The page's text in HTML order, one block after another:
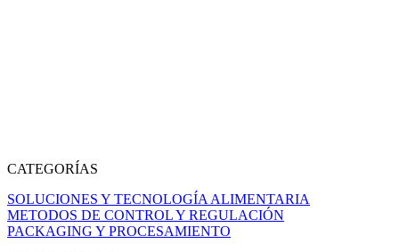
CATEGORÍAS
SOLUCIONES Y TECNOLOGÍA ALIMENTARIA
METODOS DE CONTROL Y REGULACIÓN
PACKAGING Y PROCESAMIENTO